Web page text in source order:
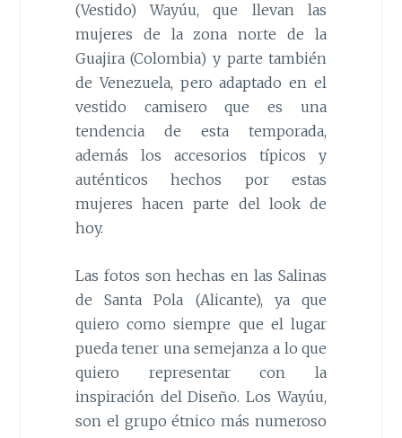
(Vestido) Wayúu, que llevan las
mujeres de la zona norte de la
Guajira (Colombia) y parte también
de Venezuela, pero adaptado en el
vestido camisero que es una
tendencia de esta temporada,
además los accesorios típicos y
auténticos hechos por estas
mujeres hacen parte del look de
hoy.
Las fotos son hechas en las Salinas
de Santa Pola (Alicante), ya que
quiero como siempre que el lugar
pueda tener una semejanza a lo que
quiero representar con la
inspiración del Diseño. Los Wayúu,
son el grupo étnico más numeroso